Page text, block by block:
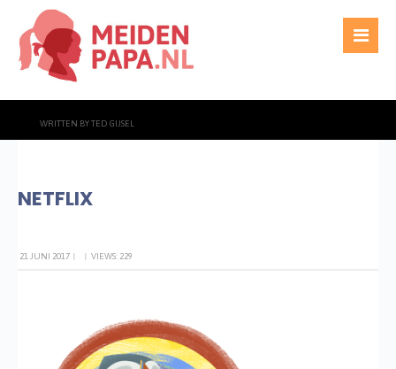
WRITTEN BYTED GIJSEL
NETFLIX
21 JUNI 2017 | | VIEWS: 229